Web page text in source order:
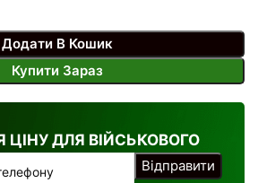
Додати В Кошик
Купити Зараз
ЦІНУ ДЛЯ ВІЙСЬКОВОГО